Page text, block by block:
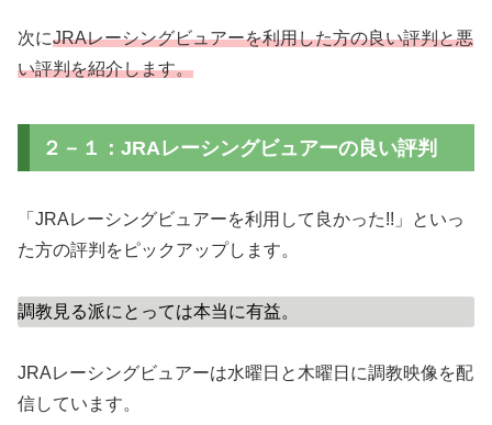
次にJRAレーシングビュアーを利用した方の良い評判と悪
い評判を紹介します。
２－１：JRAレーシングビュアーの良い評判
「JRAレーシングビュアーを利用して良かった!!」といっ
た方の評判をピックアップします。
調教見る派にとっては本当に有益。
JRAレーシングビュアーは水曜日と木曜日に調教映像を配
信しています。